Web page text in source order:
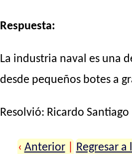
Respuesta:
La industria naval es una
desde pequeños botes a
Resolvió: Ricardo
‹ Anterior Regresar a